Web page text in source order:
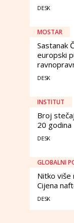
DESK
MOSTAR
Sastanak
europski
DESK
INSTITUT
Broj
20 godina
DESK
GLOBALNI
Nitko više
Cijena
DESK